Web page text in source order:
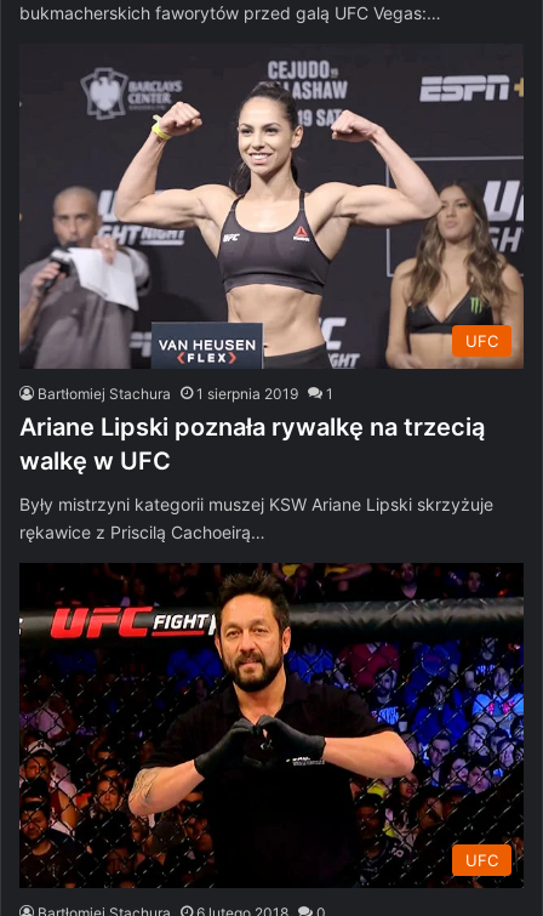
bukmacherskich faworytów przed galą UFC Vegas:…
UFC
Bartłomiej Stachura 1 sierpnia 2019 1
Ariane Lipski poznała rywalkę na trzecią
walkę w UFC
Były mistrzyni kategorii muszej KSW Ariane Lipski skrzyżuje
rękawice z Priscilą Cachoeirą…
UFC